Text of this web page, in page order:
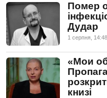
Помер
Дудар
1 серпня, 14:48
«Мои
книзі